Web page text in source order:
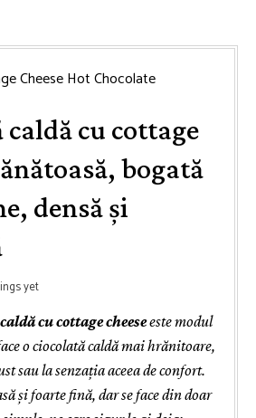
caldă cu cottage
bogată
densă și
yet
cu cottage cheeseeste modul
o ciocolată caldă mai hrănitoare,
sau la senzația aceea de confort.
și foarte fină, dar se face din doar